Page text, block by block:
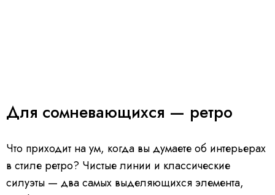
Для сомневающихся — ретро
Что приходит на ум, когда вы думаете об интерьерах
в стиле ретро? Чистые линии и классические
силуэты — два самых выделяющихся элемента,